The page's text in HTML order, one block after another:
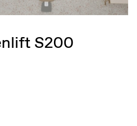
S200